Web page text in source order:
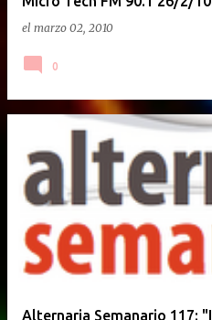
el marzo 02, 2010
0
Alternaria Semanario 117: